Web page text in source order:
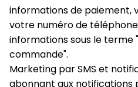
informations de paiement,
votre numéro de
informations sous le terme
commande".
Marketing par SMS et
abonnant aux notifications